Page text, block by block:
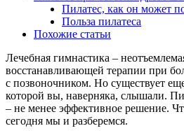
Пилатес, как он может
Польза пилатеса
Похожие статьи
Лечебная гимнастика –
восстанавливающей терапии при
с позвоночником. Но существует
которой вы, наверняка, слышали.
– не менее эффективное решение.
сегодня мы и разберемся.